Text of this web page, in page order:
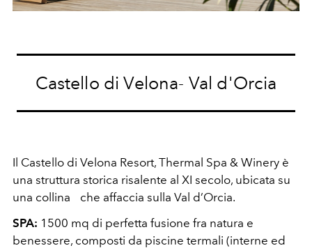
Castello di Velona- Val d'Orcia
Il Castello di Velona Resort, Thermal Spa & Winery è
una struttura storica risalente al XI secolo, ubicata su
una collina che affaccia sulla Val d’Orcia.
SPA: 1500 mq di perfetta fusione fra natura e
benessere, composti da piscine termali (interne ed